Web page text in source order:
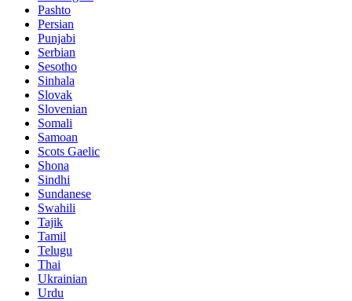
Pashto
Persian
Punjabi
Serbian
Sesotho
Sinhala
Slovak
Slovenian
Somali
Samoan
Scots Gaelic
Shona
Sindhi
Sundanese
Swahili
Tajik
Tamil
Telugu
Thai
Ukrainian
Urdu